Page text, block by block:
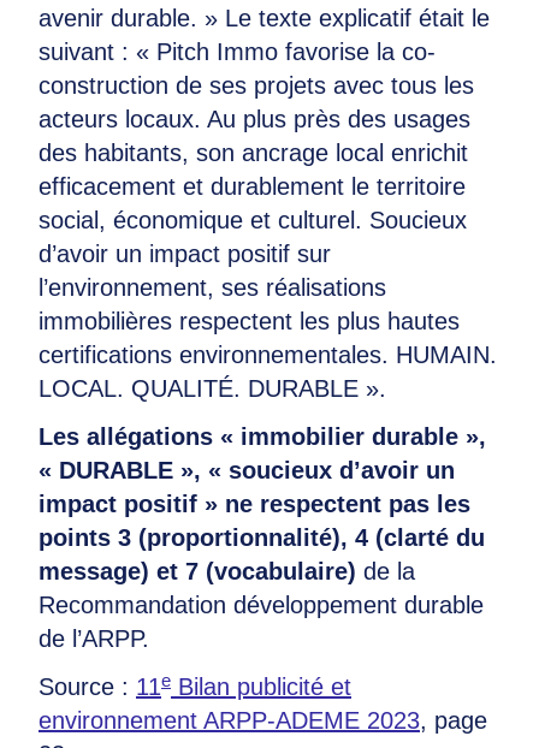
avenir durable. » Le texte explicatif était le
suivant : « Pitch Immo favorise la co-
construction de ses projets avec tous les
acteurs locaux. Au plus près des usages
des habitants, son ancrage local enrichit
efficacement et durablement le territoire
social, économique et culturel. Soucieux
d’avoir un impact positif sur
l’environnement, ses réalisations
immobilières respectent les plus hautes
certifications environnementales. HUMAIN.
LOCAL. QUALITÉ. DURABLE ».
Les allégations « immobilier durable »,
« DURABLE », « soucieux d’avoir un
impact positif » ne respectent pas les
points 3 (proportionnalité), 4 (clarté du
message) et 7 (vocabulaire) de la
Recommandation développement durable
de l’ARPP.
Source : 11e Bilan publicité et
environnement ARPP-ADEME 2023, page